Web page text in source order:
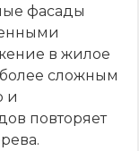
фасады
в жилое
сложным
и
повторяет